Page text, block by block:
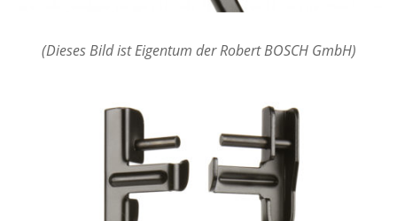
(Dieses Bild ist Eigentum der Robert BOSCH GmbH)